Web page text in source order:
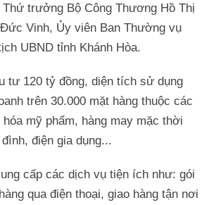
trưởng Bộ Công Thương Hồ Thị
Vinh, Ủy viên Ban Thường vụ
UBND tỉnh Khánh Hòa.
tư 120 tỷ đồng, diện tích sử dụng
trên 30.000 mặt hàng thuộc các
mỹ phẩm, hàng may mặc thời
điện gia dụng...
cấp các dịch vụ tiện ích như: gói
qua điện thoại, giao hàng tận nơi